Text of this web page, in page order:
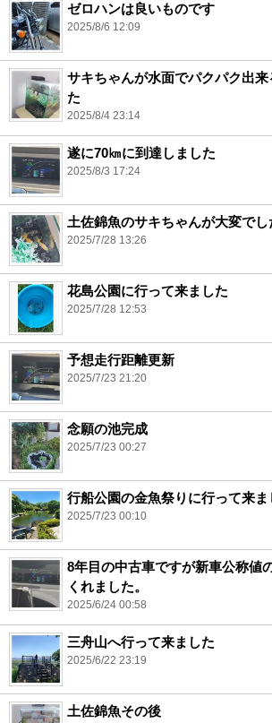
ゼロハンは良いものです
2025/8/6 12:09
サキちゃんが水面でパクパク出
た
2025/8/4 23:14
遂に70㎞に到達しました
2025/8/3 17:24
土佐錦魚のサキちゃんが大変でし
2025/7/28 13:26
花島公園に行って来ました
2025/7/28 12:53
予想走行距離更新
2025/7/23 21:20
念願の池完成
2025/7/23 00:27
行船公園の金魚祭りに行って来ま
2025/7/23 00:10
8年目の中古車ですが新車公称値
くれました。
2025/6/24 00:58
三舟山へ行って来ました
2025/6/22 23:19
土佐錦魚その後